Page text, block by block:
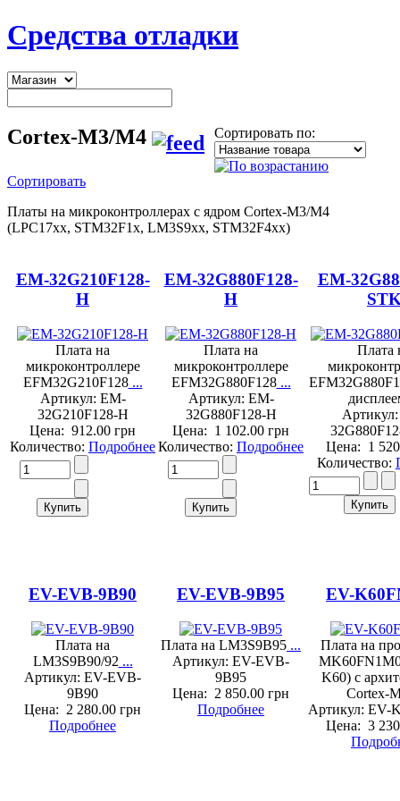
Средства отладки
Сортировать по:
Cortex-M3/M4
Сортировать
Платы на микроконтроллерах с ядром Cortex-M3/M4
(LPC17xx, STM32F1x, LM3S9xx, STM32F4xx)
EM-32G210F128-
H
Плата на
микроконтроллере
EFM32G210F128...
Артикул: EM-
32G210F128-H
Цена: 912.00 грн
Количество: Подробнее
EM-32G880F128-
H
Плата на
микроконтроллере
EFM32G880F128...
Артикул: EM-
32G880F128-H
Цена: 1 102.00 грн
Количество: Подробнее
EM-
Плата
Цена: 1
Количество:
EV-EVB-9B90
Плата на
LM3S9B90/92 ...
Артикул: EV-EVB-
9B90
Цена: 2 280.00 грн
Подробнее
EV-EVB-9B95
Плата на LM3S9B95 ...
Артикул: EV-EVB-
9B95
Цена: 2 850.00 грн
Подробнее
EV-
Плата на
K60) c
Cortex-
Артикул: EV-
Цена: 3